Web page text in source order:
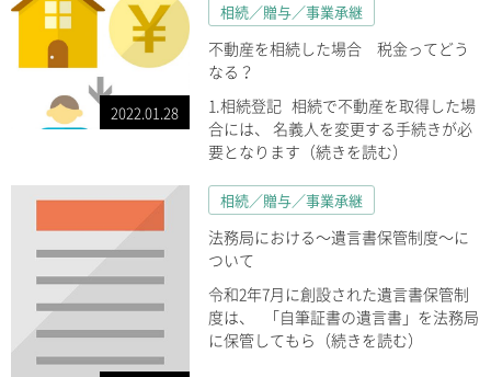
2022.01.28
相続／贈与／事業承継
不動産を相続した場合 税金ってどう
なる？
1.相続登記 相続で不動産を取得した場
合には、 名義人を変更する手続きが必
要となります（続きを読む）
相続／贈与／事業承継
法務局における～遺言書保管制度～に
ついて
令和2年7月に創設された遺言書保管制
度は、 「自筆証書の遺言書」を法務局
に保管してもら（続きを読む）